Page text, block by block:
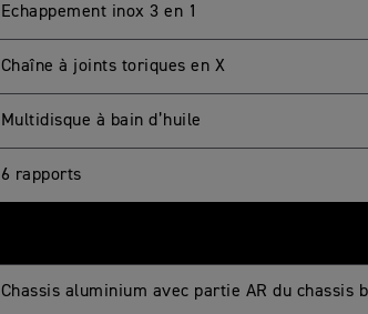
Echappement inox 3 en 1
Chaîne à joints toriques en X
Multidisque à bain d’huile
6 rapports
Chassis aluminium avec partie AR du chassis